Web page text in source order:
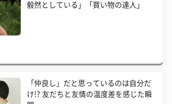
毅然としている」「買い物の達人」
「仲良し」だと思っているのは自分だ
け!? 友だちと友情の温度差を感じた瞬